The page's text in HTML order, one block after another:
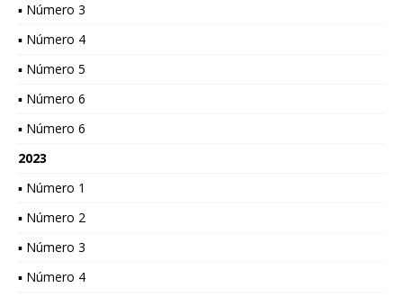
▪ Número 3
▪ Número 4
▪ Número 5
▪ Número 6
▪ Número 6
2023
▪ Número 1
▪ Número 2
▪ Número 3
▪ Número 4